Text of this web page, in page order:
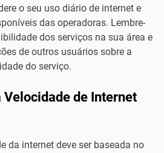
o seu uso diário de internet e
das operadoras. Lembre-
dos serviços na sua área e
de outros usuários sobre a
do serviço.
Velocidade de Internet
da internet deve ser baseada no